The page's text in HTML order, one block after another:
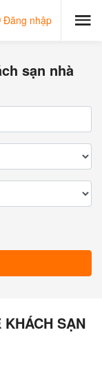
Đăng nhập
sạn nhà
SẠN